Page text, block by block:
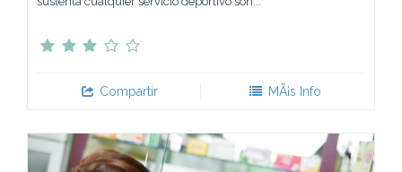
Compartir MÃ¡s Info